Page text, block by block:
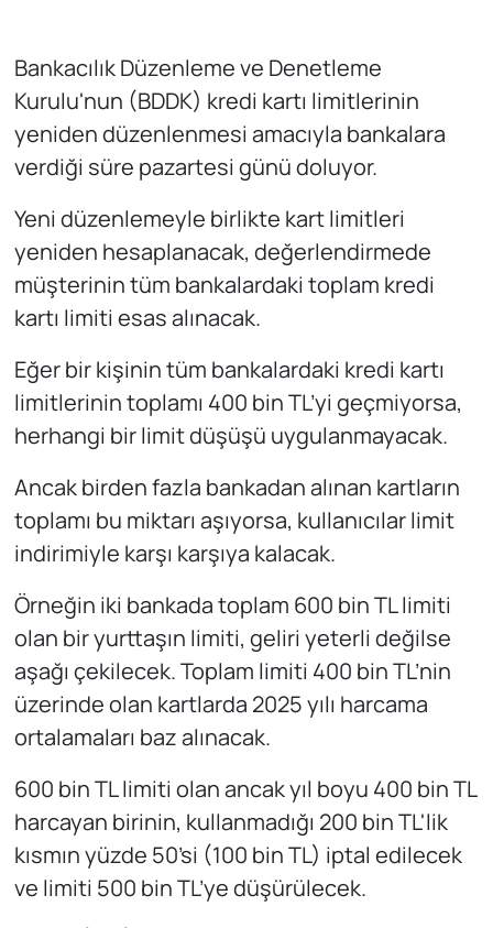
Bankacılık Düzenleme ve Denetleme
Kurulu'nun (BDDK) kredi kartı limitlerinin
yeniden düzenlenmesi amacıyla bankalara
verdiği süre pazartesi günü doluyor.
Yeni düzenlemeyle birlikte kart limitleri
yeniden hesaplanacak, değerlendirmede
müşterinin tüm bankalardaki toplam kredi
kartı limiti esas alınacak.
Eğer bir kişinin tüm bankalardaki kredi kartı
limitlerinin toplamı 400 bin TL’yi geçmiyorsa,
herhangi bir limit düşüşü uygulanmayacak.
Ancak birden fazla bankadan alınan kartların
toplamı bu miktarı aşıyorsa, kullanıcılar limit
indirimiyle karşı karşıya kalacak.
Örneğin iki bankada toplam 600 bin TL limiti
olan bir yurttaşın limiti, geliri yeterli değilse
aşağı çekilecek. Toplam limiti 400 bin TL’nin
üzerinde olan kartlarda 2025 yılı harcama
ortalamaları baz alınacak.
600 bin TL limiti olan ancak yıl boyu 400 bin TL
harcayan birinin, kullanmadığı 200 bin TL'lik
kısmın yüzde 50’si (100 bin TL) iptal edilecek
ve limiti 500 bin TL’ye düşürülecek.